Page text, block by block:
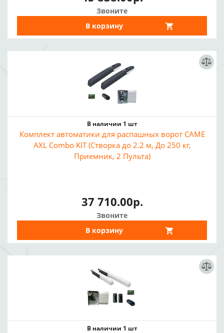
Звоните
В корзину
В наличии 1 шт
Комплект автоматики для распашных ворот CAME
AXL Combo KIT (Створка до 2.2 м, До 250 кг,
Приемник, 2 Пульта)
37 710.00р.
Звоните
В корзину
В наличии 1 шт